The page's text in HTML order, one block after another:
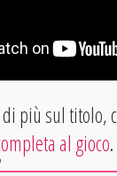
più sul titolo,
al gioco.